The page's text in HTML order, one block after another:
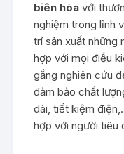
biên hòa với
nghiệm trong lĩnh
trí sản xuất những
hợp với mọi điều
gắng nghiên cứu
đảm bảo chất
dài, tiết kiệm
hợp với người tiêu